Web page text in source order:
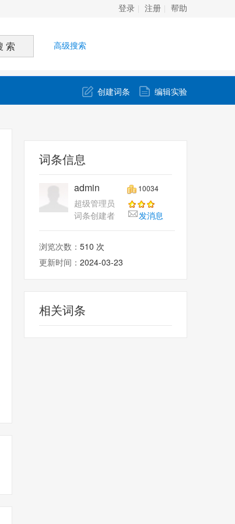
登录 注册 帮助
高级搜索
创建词条 编辑实验
词条信息
admin 10034
超级管理员
词条创建者
发消息
浏览次数： 510 次
更新时间： 2024-03-23
相关词条